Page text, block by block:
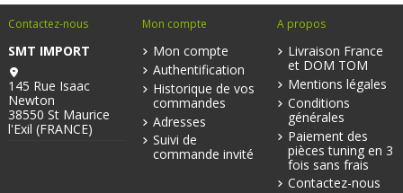
Contactez-nous
SMT IMPORT
145 Rue Isaac
Newton
38550 St Maurice
l'Exil (FRANCE)
Mon compte
Mon compte
Authentification
Historique de vos
commandes
Adresses
Suivi de
commande invité
A propos
Livraison France
et DOM TOM
Mentions légales
Conditions
générales
Paiement des
pièces tuning en 3
fois sans frais
Contactez-nous